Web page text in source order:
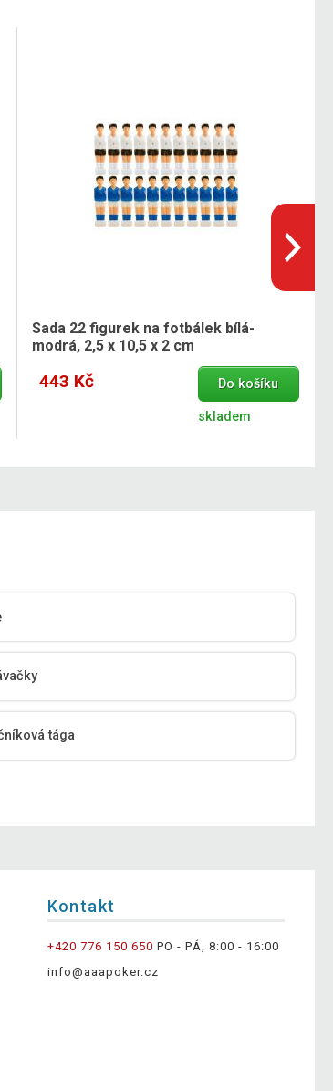
Sada 22 figurek na fotbálek bílá-
modrá, 2,5 x 10,5 x 2 cm
443 Kč Do košíku
skladem
tága
Kontakt
+420 776 150 650 PO - PÁ, 8:00 - 16:00
info@aaapoker.cz